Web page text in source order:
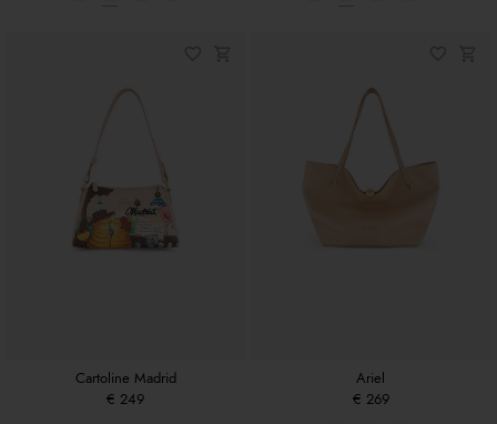
Cartoline Madrid
€ 249
Ariel
€ 269